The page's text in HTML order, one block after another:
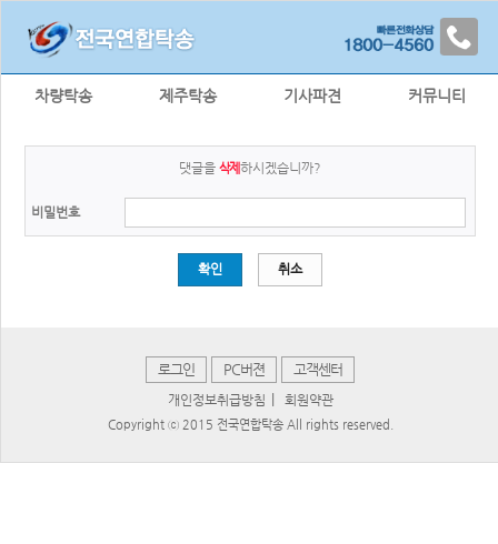
차량탁송 제주탁송 기사파견 커뮤니티
댓글을삭제 하시겠습니까?
비밀번호
확인 취소
로그인 PC버젼 고객센터
개인정보취급방침 회원약관
Copyright ⓒ 2015 전국연합탁송 All rights reserved.